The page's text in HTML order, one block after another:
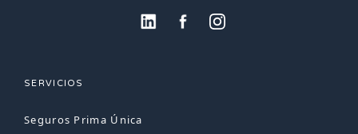
SERVICIOS
Seguros Prima Única